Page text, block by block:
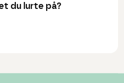
du lurte på?